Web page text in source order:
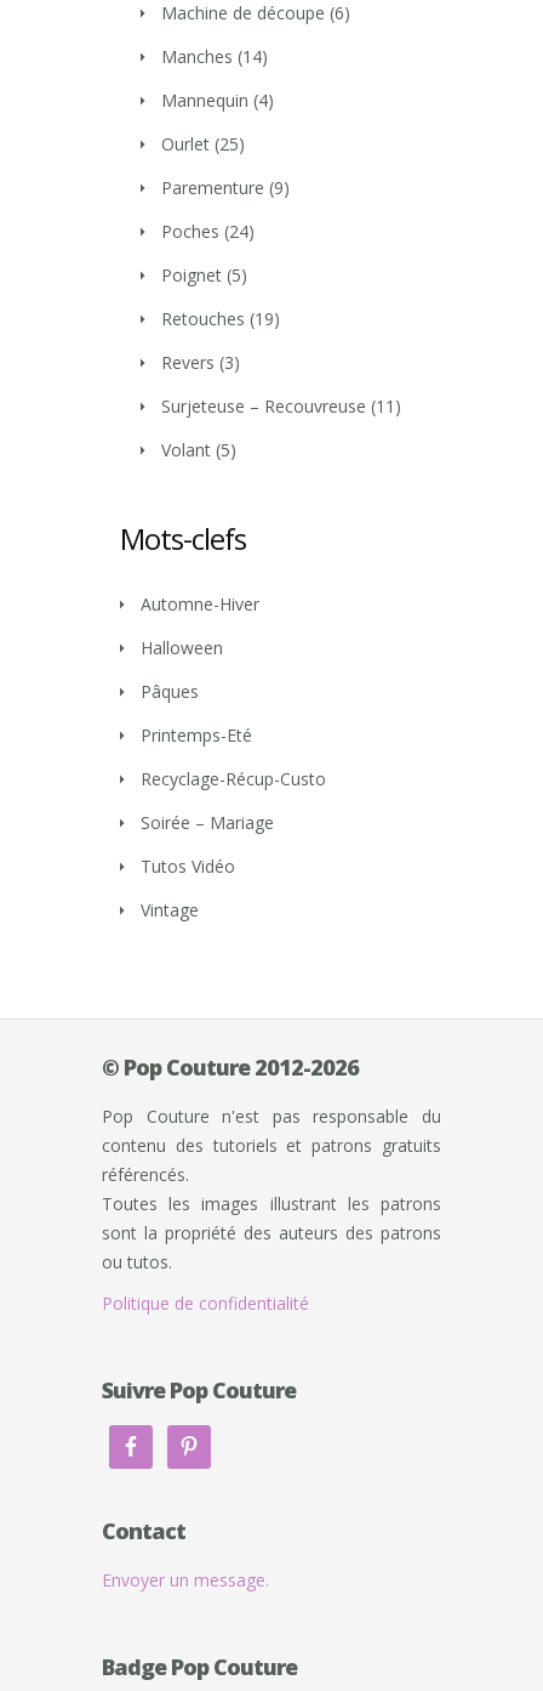
Machine de découpe (6)
Manches (14)
Mannequin (4)
Ourlet (25)
Parementure (9)
Poches (24)
Poignet (5)
Retouches (19)
Revers (3)
Surjeteuse – Recouvreuse (11)
Volant (5)
Mots-clefs
Automne-Hiver
Halloween
Pâques
Printemps-Eté
Recyclage-Récup-Custo
Soirée – Mariage
Tutos Vidéo
Vintage
© Pop Couture 2012-2026
Pop Couture n'est pas responsable du
contenu des tutoriels et patrons gratuits
référencés.
Toutes les images illustrant les patrons
sont la propriété des auteurs des patrons
ou tutos.
Politique de confidentialité
Suivre Pop Couture
Contact
Envoyer un message.
Badge Pop Couture